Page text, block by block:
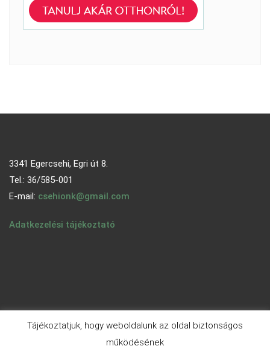
3341 Egercsehi, Egri út 8.
Tel.: 36/585-001
E-mail: csehionk@gmail.com
Adatkezelési tájékoztató
Tájékoztatjuk, hogy weboldalunk az oldal biztonságos
működésének